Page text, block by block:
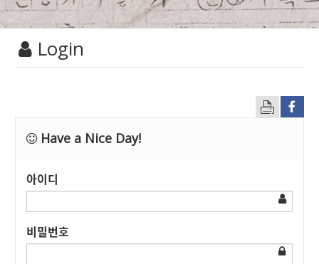
Login
Have a Nice Day!
아이디
비밀번호